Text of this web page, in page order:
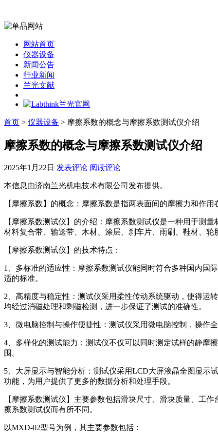
网站首页
仪器设备
新闻公告
行业新闻
兰光文献
首页 > 仪器设备 > 摩擦系数的概念与摩擦系数测试仪介绍
摩擦系数的概念与摩擦系数测试仪介绍
2025年1月22日 发表评论 阅读评论
本信息由济南兰光机电技术有限公司发布提供。
【摩擦系数】的概念：摩擦系数是指两表面间的摩擦力和作
【摩擦系数测试仪】的介绍：摩擦系数测试仪是一种用于测
材料复合带、输送带、木材、涂层、刹车片、雨刷、鞋材、
【摩擦系数测试仪】的技术特点：
1、多标准的适应性：摩擦系数测试仪能同时符合多种国内国
适的标准。
2、高精度与稳定性：测试仪采用柔性传动系统驱动，使得运
均经过消磁处理和剩磁检测，进一步保证了测试的准确性。
3、微电脑控制与操作便捷性：测试仪采用微电脑控制，操作
4、多样化的测试能力：测试仪不仅可以同时测定试样的静摩
围。
5、大屏显示与智能分析：测试仪采用LCD大屏液晶全图显示
功能，为用户提供了更多的数据分析和处理手段。
【摩擦系数测试仪】主要参数包括滑块尺寸、滑块质量、工
擦系数测试仪而有所不同。
以MXD-02型号为例，其主要参数包括：